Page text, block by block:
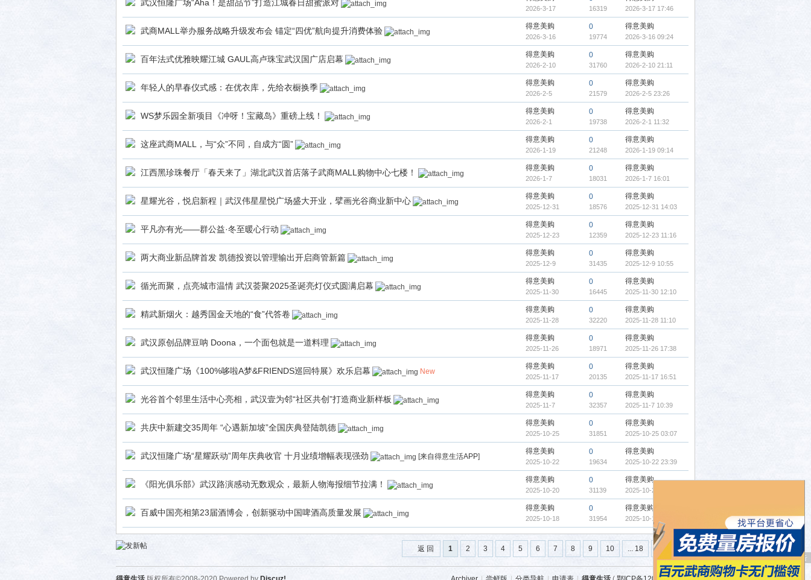
武汉恒隆广场“Aha！是甜品节”打造江城春日甜蜜派对
2026-3-17 16319 2026-3-17 17:46
武商MALL举办服务战略升级发布会 锚定“四优”航向提升消费体验 得意美购
2026-3-16
0
19774
得意美购
2026-3-16 09:24
百年法式优雅映耀江城 GAUL高卢珠宝武汉国广店启幕 得意美购
2026-2-10
0
31760
得意美购
2026-2-10 21:11
年轻人的早春仪式感：在优衣库，先给衣橱换季 得意美购
2026-2-5
0
21579
得意美购
2026-2-5 23:26
WS梦乐园全新项目《冲呀！宝藏岛》重磅上线！ 得意美购
2026-2-1
0
19738
得意美购
2026-2-1 11:32
这座武商MALL，与“众”不同，自成方“圆” 得意美购
2026-1-19
0
21248
得意美购
2026-1-19 09:14
江西黑珍珠餐厅「春天来了」湖北武汉首店落子武商MALL购物中心七楼！ 得意美购
2026-1-7
0
18031
得意美购
2026-1-7 16:01
星耀光谷，悦启新程｜武汉伟星星悦广场盛大开业，擘画光谷商业新中心 得意美购
2025-12-31
0
18576
得意美购
2025-12-31 14:03
平凡亦有光——群公益·冬至暖心行动 得意美购
2025-12-23
0
12359
得意美购
2025-12-23 11:16
两大商业新品牌首发 凯德投资以管理输出开启商管新篇 得意美购
2025-12-9
0
31435
得意美购
2025-12-9 10:55
循光而聚，点亮城市温情 武汉荟聚2025圣诞亮灯仪式圆满启幕 得意美购
2025-11-30
0
16445
得意美购
2025-11-30 12:10
精武新烟火：越秀国金天地的“食”代答卷 得意美购
2025-11-28
0
32220
得意美购
2025-11-28 11:10
武汉原创品牌豆呐 Doona，一个面包就是一道料理 得意美购
2025-11-26
0
18971
得意美购
2025-11-26 17:38
武汉恒隆广场《100%哆啦A梦&FRIENDS巡回特展》欢乐启幕 New
得意美购
2025-11-17
0
20135
得意美购
2025-11-17 16:51
光谷首个邻里生活中心亮相，武汉壹为邻“社区共创”打造商业新样板 得意美购
2025-11-7
0
32357
得意美购
2025-11-7 10:39
共庆中新建交35周年 “心遇新加坡”全国庆典登陆凯德 得意美购
2025-10-25
0
31851
得意美购
2025-10-25 03:07
武汉恒隆广场“星耀跃动”周年庆典收官 十月业绩增幅表现强劲 [来自得意生活APP]
得意美购
2025-10-22
0
19634
得意美购
2025-10-22 23:39
《阳光俱乐部》武汉路演感动无数观众，最新人物海报细节拉满！ 得意美购
2025-10-20
0
31139
得意美购
2025-10-20 14:33
百威中国亮相第23届酒博会，创新驱动中国啤酒高质量发展 得意美购
2025-10-18
0
31954
得意美购
2025-10-18 16:01
1 2 3 4 5 6 7 8 9 10 ... 18 下一页
返 回
广 告